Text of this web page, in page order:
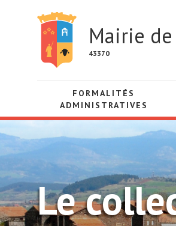
Mairie de
43370
FORMALITÉS
ADMINISTRATIVES
Le